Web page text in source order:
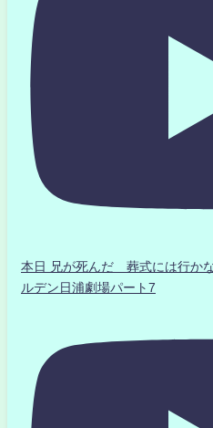
本日 兄が死んだ 葬式には行
ルデン日浦劇場パート7